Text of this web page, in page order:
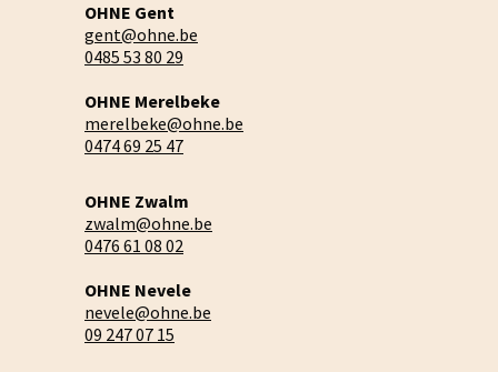
OHNE Gent
gent@ohne.be
0485 53 80 29
OHNE Merelbeke
merelbeke@ohne.be
0474 69 25 47
OHNE Zwalm
zwalm@ohne.be
0476 61 08 02
OHNE Nevele
nevele@ohne.be
09 247 07 15